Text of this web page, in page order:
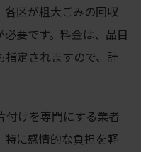
各区が粗大ごみの回収
要です。料金は、品目
指定されますので、計
付けを専門にする業者
特に感情的な負担を軽